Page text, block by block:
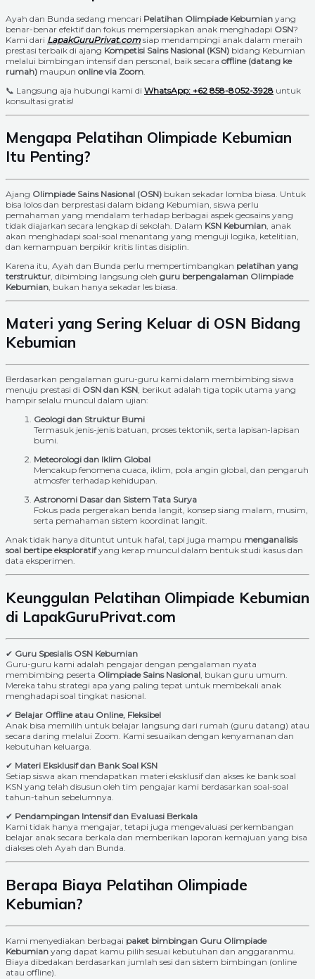
Ayah dan Bunda sedang mencari Pelatihan Olimpiade Kebumian yang
benar-benar efektif dan fokus mempersiapkan anak menghadapi OSN?
Kami dari LapakGuruPrivat.comsiap mendampingi anak dalam meraih
prestasi terbaik di ajang Kompetisi Sains Nasional (KSN) bidang Kebumian
melalui bimbingan intensif dan personal, baik secara offline (datang ke
rumah) maupun online via Zoom
📞 Langsung aja hubungi kami di WhatsApp: +62 858-8052-3928 untuk
konsultasi gratis!
Mengapa Pelatihan Olimpiade Kebumian
Itu Penting?
Ajang Olimpiade Sains Nasional (OSN) bukan sekadar lomba biasa. Untuk
bisa lolos dan berprestasi dalam bidang Kebumian, siswa perlu
pemahaman yang mendalam terhadap berbagai aspek geosains yang
tidak diajarkan secara lengkap di sekolah. Dalam KSN Kebumian , anak
akan menghadapi soal-soal menantang yang menguji logika, ketelitian,
dan kemampuan berpikir kritis lintas disiplin.
Karena itu, Ayah dan Bunda perlu mempertimbangkan pelatihan yang
terstruktur , dibimbing langsung oleh guru berpengalaman Olimpiade
Kebumian , bukan hanya sekadar les biasa.
Materi yang Sering Keluar di OSN Bidang
Kebumian
Berdasarkan pengalaman guru-guru kami dalam membimbing siswa
menuju prestasi di OSN dan KSN, berikut adalah tiga topik utama yang
hampir selalu muncul dalam ujian:
Geologi dan Struktur Bumi
Termasuk jenis-jenis batuan, proses tektonik, serta lapisan-lapisan
bumi.
Meteorologi dan Iklim Global
Mencakup fenomena cuaca, iklim, pola angin global, dan pengaruh
atmosfer terhadap kehidupan.
Astronomi Dasar dan Sistem Tata Surya
Fokus pada pergerakan benda langit, konsep siang malam, musim,
serta pemahaman sistem koordinat langit.
Anak tidak hanya dituntut untuk hafal, tapi juga mampu menganalisis
soal bertipe eksploratifyang kerap muncul dalam bentuk studi kasus dan
data eksperimen.
Keunggulan Pelatihan Olimpiade Kebumian
di LapakGuruPrivat.com
✔ Guru Spesialis OSN Kebumian
Guru-guru kami adalah pengajar dengan pengalaman nyata
membimbing peserta Olimpiade Sains Nasional, bukan guru umum.
Mereka tahu strategi apa yang paling tepat untuk membekali anak
menghadapi soal tingkat nasional.
✔ Belajar Offline atau Online, Fleksibel
Anak bisa memilih untuk belajar langsung dari rumah (guru datang) atau
secara daring melalui Zoom. Kami sesuaikan dengan kenyamanan dan
kebutuhan keluarga.
✔ Materi Eksklusif dan Bank Soal KSN
Setiap siswa akan mendapatkan materi eksklusif dan akses ke bank soal
KSN yang telah disusun oleh tim pengajar kami berdasarkan soal-soal
tahun-tahun sebelumnya.
✔ Pendampingan Intensif dan Evaluasi Berkala
Kami tidak hanya mengajar, tetapi juga mengevaluasi perkembangan
belajar anak secara berkala dan memberikan laporan kemajuan yang bisa
diakses oleh Ayah dan Bunda.
Berapa Biaya Pelatihan Olimpiade
Kebumian?
Kami menyediakan berbagai paket bimbingan Guru Olimpiade
Kebumian yang dapat kamu pilih sesuai kebutuhan dan anggaranmu.
Biaya dibedakan berdasarkan jumlah sesi dan sistem bimbingan (online
atau offline).